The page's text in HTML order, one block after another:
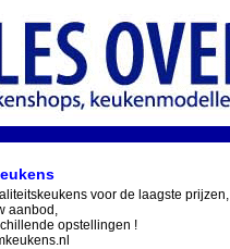
voor de laagste prijzen,
aanbod,
opstellingen !